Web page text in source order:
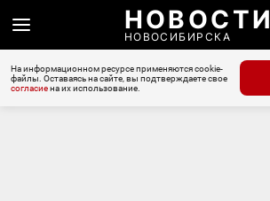
НОВОСТИ
НОВОСИБИРСКА
На информационном ресурсе применяются cookie-
файлы. Оставаясь на сайте, вы подтверждаете свое
согласиена их использование.